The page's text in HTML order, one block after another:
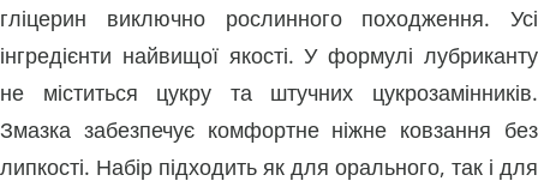
гліцерин виключно рослинного походження. Усі
інгредієнти найвищої якості. У формулі лубриканту
не міститься цукру та штучних цукрозамінників.
Змазка забезпечує комфортне ніжне ковзання без
липкості. Набір підходить як для орального, так і для